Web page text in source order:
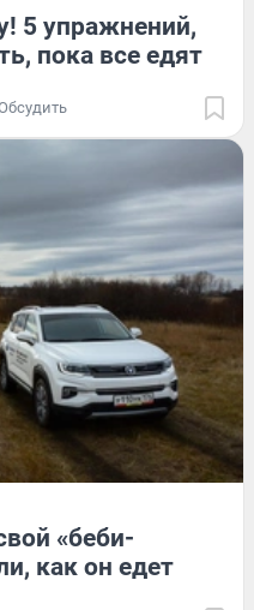
5 упражнений,
пока все едят
«беби-
как он едет